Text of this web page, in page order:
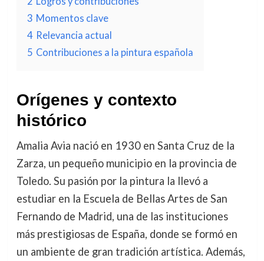
3 Momentos clave
4 Relevancia actual
5 Contribuciones a la pintura española
Orígenes y contexto
histórico
Amalia Avia nació en 1930 en Santa Cruz de la
Zarza, un pequeño municipio en la provincia de
Toledo. Su pasión por la pintura la llevó a
estudiar en la Escuela de Bellas Artes de San
Fernando de Madrid, una de las instituciones
más prestigiosas de España, donde se formó en
un ambiente de gran tradición artística. Además,